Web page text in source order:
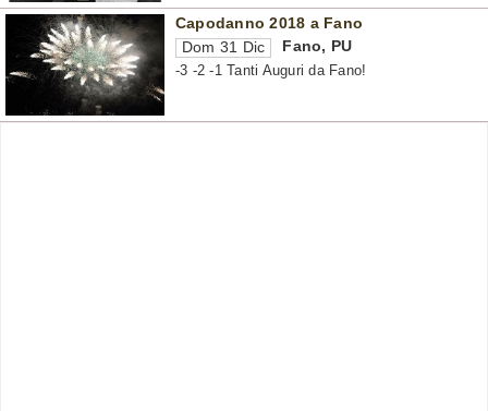
Capodanno 2018 a Fano
Dom 31 Dic Fano, PU
-3 -2 -1 Tanti Auguri da Fano!